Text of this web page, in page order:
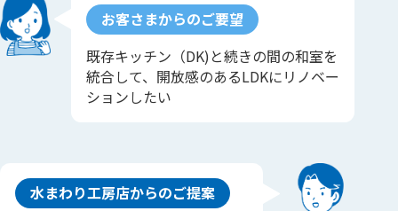
お客さまからのご要望
既存キッチン（DK)と続きの間の和室を
統合して、開放感のあるLDKにリノベー
ションしたい
水まわり工房店からのご提案